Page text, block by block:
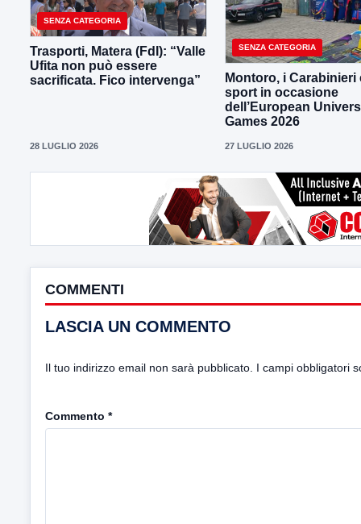
SENZA CATEGORIA
Trasporti, Matera (FdI): “Valle
Ufita non può essere
sacrificata. Fico intervenga”
28 LUGLIO 2026
SENZA CATEGORIA
Montoro, i Carabinieri
sport in occasione
dell’European
Games 2026
27 LUGLIO 2026
COMMENTI
LASCIA UN COMMENTO
Il tuo indirizzo email non sarà pubblicato. I campi obbligatori
Commento *